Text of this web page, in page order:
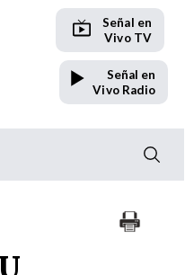
Señal en
Vivo TV
Señal en
Vivo Radio